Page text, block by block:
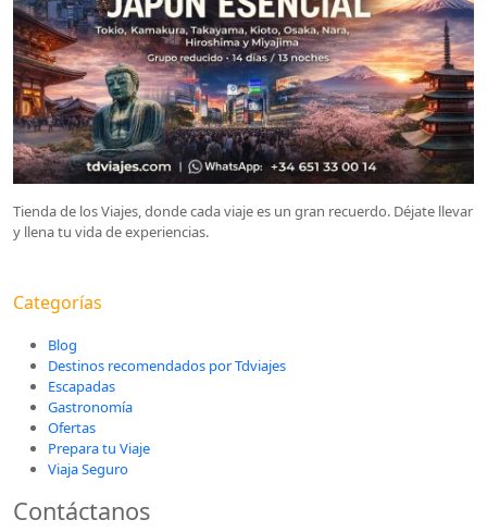
Tienda de los Viajes, donde cada viaje es un gran recuerdo. Déjate llevar
y llena tu vida de experiencias.
Categorías
Blog
Destinos recomendados por Tdviajes
Escapadas
Gastronomía
Ofertas
Prepara tu Viaje
Viaja Seguro
Contáctanos